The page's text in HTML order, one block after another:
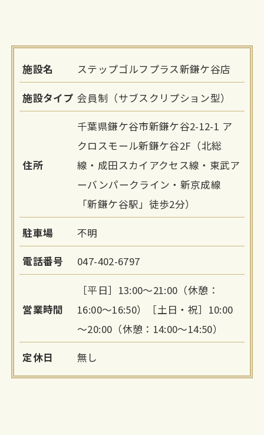
施設名 ステップゴルフプラス新鎌ケ谷店
施設タイプ 会員制（サブスクリプション型）
住所
千葉県鎌ケ谷市新鎌ケ谷2-12-1 ア
クロスモール新鎌ケ谷2F（北総
線・成田スカイアクセス線・東武ア
ーバンパークライン・新京成線
「新鎌ケ谷駅」徒歩2分）
駐車場 不明
電話番号 047-402-6797
営業時間
［平日］13:00～21:00（休憩：
16:00～16:50）［土日・祝］10:00
～20:00（休憩：14:00～14:50）
定休日 無し